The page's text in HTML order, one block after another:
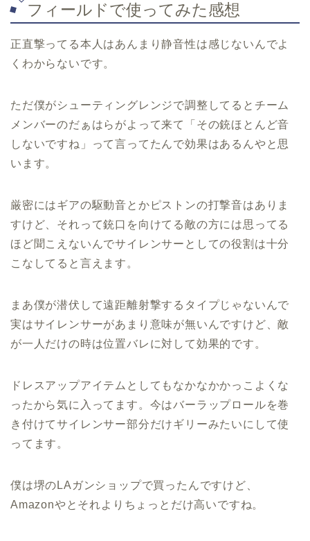
フィールドで使ってみた感想
正直撃ってる本人はあんまり静音性は感じないんでよ
くわからないです。
ただ僕がシューティングレンジで調整してるとチーム
メンバーのだぁはらがよって来て「その銃ほとんど音
しないですね」って言ってたんで効果はあるんやと思
います。
厳密にはギアの駆動音とかピストンの打撃音はありま
すけど、それって銃口を向けてる敵の方には思ってる
ほど聞こえないんでサイレンサーとしての役割は十分
こなしてると言えます。
まあ僕が潜伏して遠距離射撃するタイプじゃないんで
実はサイレンサーがあまり意味が無いんですけど、敵
が一人だけの時は位置バレに対して効果的です。
ドレスアップアイテムとしてもなかなかかっこよくな
ったから気に入ってます。今はバーラップロールを巻
き付けてサイレンサー部分だけギリーみたいにして使
ってます。
僕は堺のLAガンショップで買ったんですけど、
Amazonやとそれよりちょっとだけ高いですね。